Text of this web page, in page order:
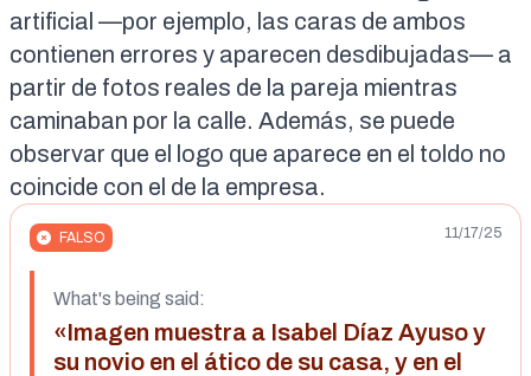
artificial —por ejemplo, las caras de ambos
contienen errores y aparecen desdibujadas— a
partir de fotos reales de la pareja mientras
caminaban por la calle. Además, se puede
observar que el logo que aparece en el toldo no
coincide con el de la empresa.
FALSO 11/17/25
What's being said:
«Imagen muestra a Isabel Díaz Ayuso y
su novio en el ático de su casa, y en el